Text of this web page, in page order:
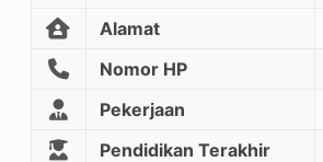
Alamat
Nomor HP
Pekerjaan
Pendidikan Terakhir